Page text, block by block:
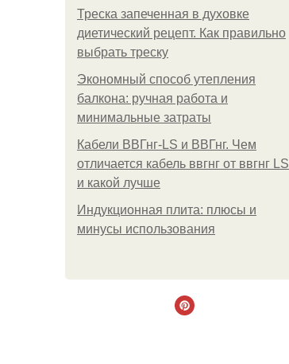
Треска запеченная в духовке
диетический рецепт. Как правильно
выбрать треску
Экономный способ утепления
балкона: ручная работа и
минимальные затраты
Кабели ВВГнг-LS и ВВГнг. Чем
отличается кабель ввгнг от ввгнг LS
и какой лучше
Индукционная плита: плюсы и
минусы использования